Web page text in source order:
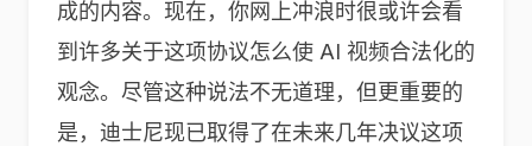
成的内容。现在，你网上冲浪时很或许会看
到许多关于这项协议怎么使 AI 视频合法化的
观念。尽管这种说法不无道理，但更重要的
是，迪士尼现已取得了在未来几年决议这项